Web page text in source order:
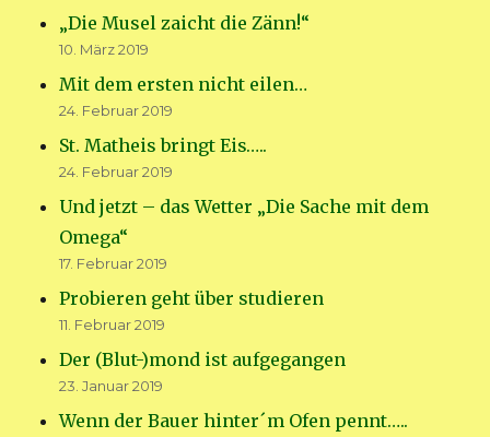
„Die Musel zaicht die Zänn!“
10. März 2019
Mit dem ersten nicht eilen…
24. Februar 2019
St. Matheis bringt Eis…..
24. Februar 2019
Und jetzt – das Wetter „Die Sache mit dem
Omega“
17. Februar 2019
Probieren geht über studieren
11. Februar 2019
Der (Blut-)mond ist aufgegangen
23. Januar 2019
Wenn der Bauer hinter´m Ofen pennt…..